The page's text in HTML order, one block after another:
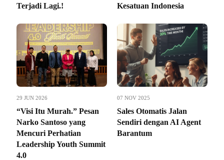
Terjadi Lagi.!
Kesatuan Indonesia
29 JUN 2026
“Visi Itu Murah.” Pesan
Narko Santoso yang
Mencuri Perhatian
Leadership Youth Summit
4.0
07 NOV 2025
Sales Otomatis Jalan
Sendiri dengan AI Agent
Barantum